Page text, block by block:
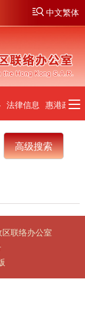
中文繁体
法律信息 惠港政策
高级搜索
年内
联络办公室